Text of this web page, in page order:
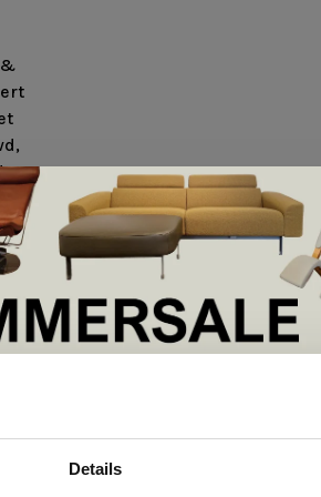
Details
en
banken, fauteuils en
bij Snip Wonen+ is